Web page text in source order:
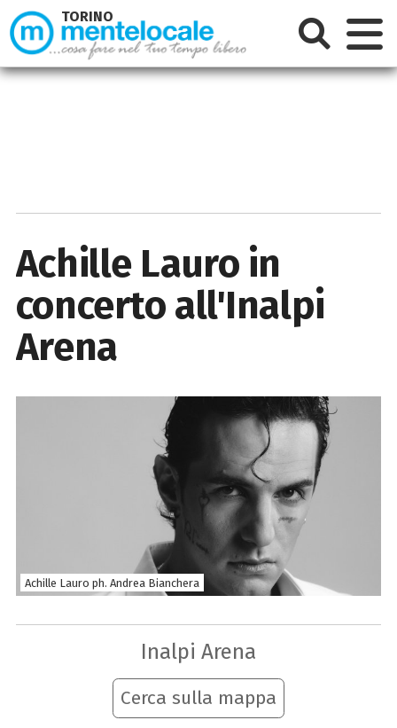
Achille Lauro in
concerto all'Inalpi
Arena
Achille Lauro ph. Andrea Bianchera
Inalpi Arena
Cerca sulla mappa
TORINO